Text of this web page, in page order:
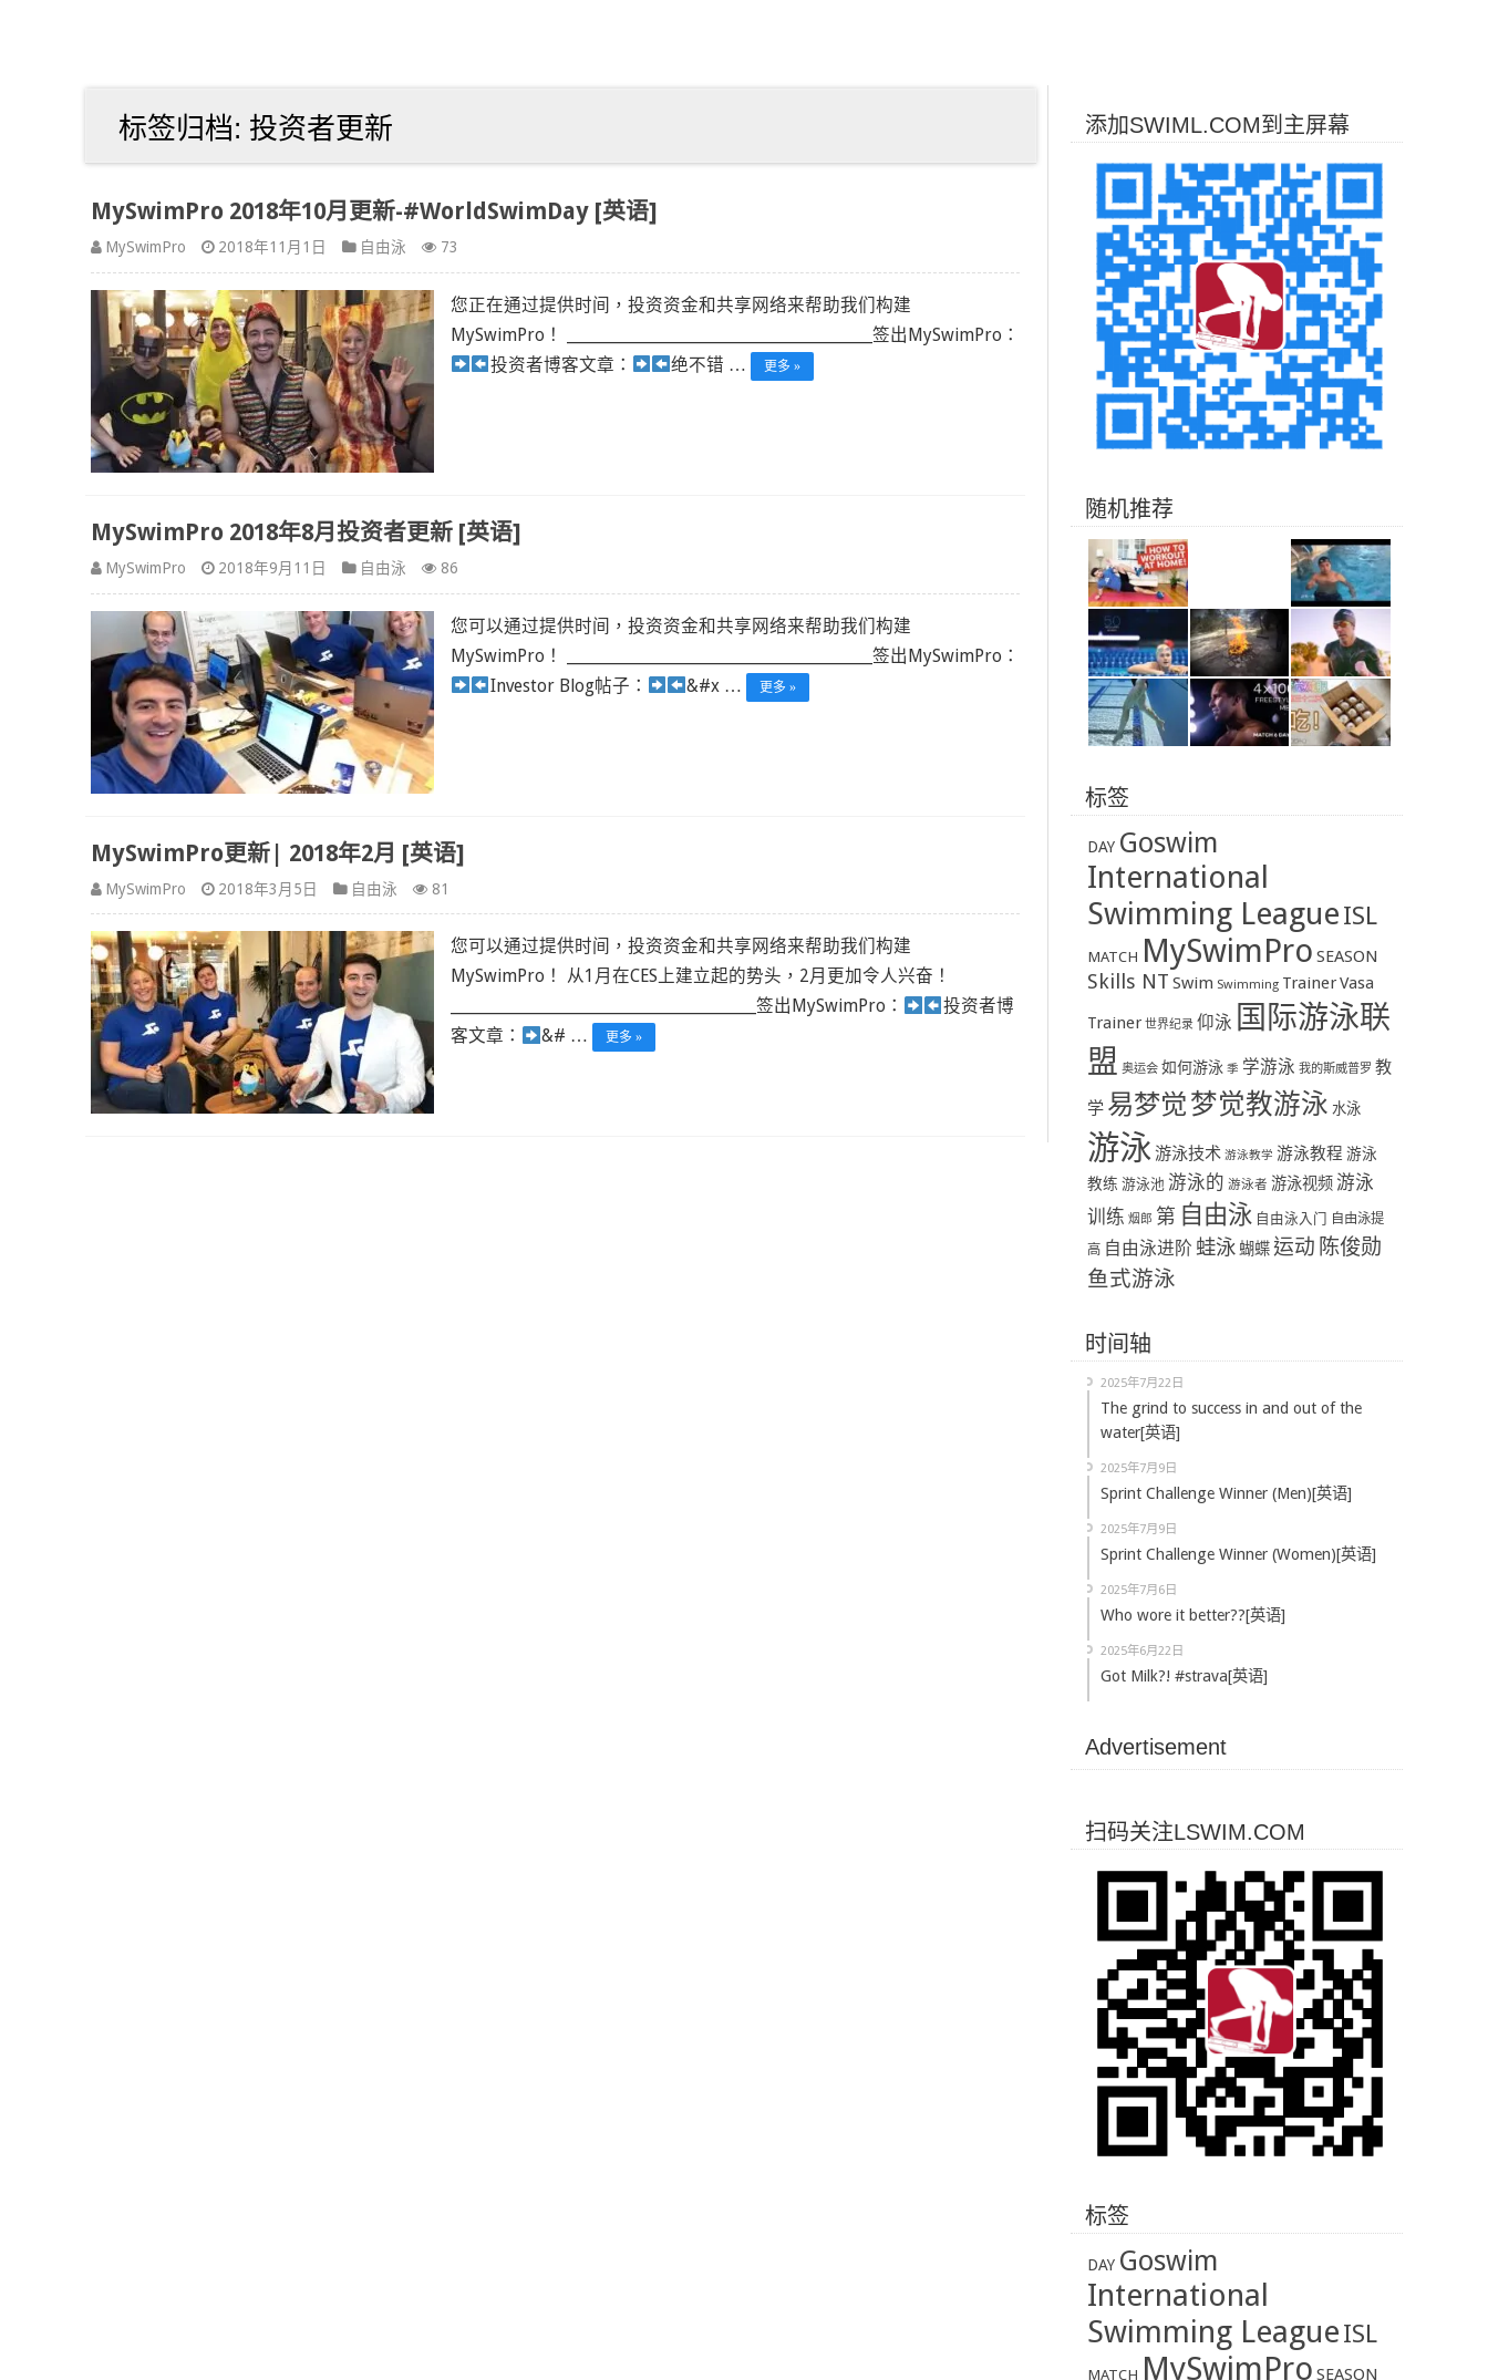
标签归档: 投资者更新
MySwimPro 2018年10月更新-#WorldSwimDay [英语]
MySwimPro 2018年11月1日 自由泳 73
您正在通过提供时间，投资资金和共享网络来帮助我们构建
MySwimPro！ ______________________________________________签出MySwimPro：
投资者博客文章：
绝不错 … 更多 »
MySwimPro 2018年8月投资者更新 [英语]
MySwimPro 2018年9月11日 自由泳 86
您可以通过提供时间，投资资金和共享网络来帮助我们构建
MySwimPro！ ______________________________________________签出MySwimPro：
Investor Blog帖子：
&#x … 更多 »
MySwimPro更新| 2018年2月 [英语]
MySwimPro 2018年3月5日 自由泳 81
您可以通过提供时间，投资资金和共享网络来帮助我们构建
MySwimPro！ 从1月在CES上建立起的势头，2月更加令人兴奋！
______________________________________________签出MySwimPro：
投资者博
客文章：
&# … 更多 »
添加SWIML.COM到主屏幕
随机推荐
标签
DAY Goswim
International
Swimming LeagueISL
MATCH MySwimPro SEASON
Skills NT Swim Swimming TrainerVasa
Trainer 世界纪录 仰泳 国际游泳联
盟 奥运会 如何游泳 季 学游泳 我的斯威普罗 教
学 易梦觉梦觉教游泳 水泳
游泳游泳技术 游泳教学 游泳教程 游泳
教练 游泳池 游泳的 游泳者 游泳视频 游泳
训练 烟郎 第 自由泳 自由泳入门 自由泳提
高 自由泳进阶 蛙泳蝴蝶运动 陈俊勋
鱼式游泳
时间轴
2025年7月22日
The grind to success in and out of the
water[英语]
2025年7月9日
Sprint Challenge Winner (Men)[英语]
2025年7月9日
Sprint Challenge Winner (Women)[英语]
2025年7月6日
Who wore it better??[英语]
2025年6月22日
Got Milk?! #strava[英语]
Advertisement
扫码关注LSWIM.COM
标签
DAY Goswim
International
Swimming LeagueISL
MATCH MySwimPro SEASON